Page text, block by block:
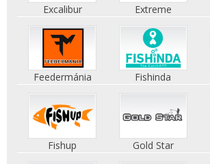
Excalibur Extreme
Feedermánia Fishinda
Fishup Gold Star